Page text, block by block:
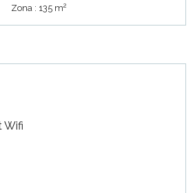
Zona : 135 m2
Wifi